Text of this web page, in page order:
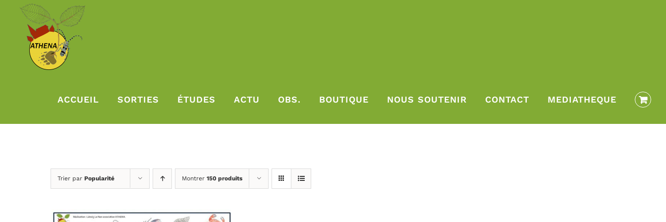
Passer
contenu
ACCUEIL SORTIES ÉTUDES ACTU OBS. BOUTIQUE NOUS SOUTENIR CONTACT MEDIATHEQUE
Trier par Popularité Montrer 150 produits